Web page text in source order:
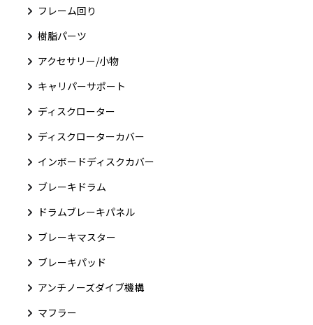
フレーム回り
樹脂パーツ
アクセサリー/小物
キャリパーサポート
ディスクローター
ディスクローターカバー
インボードディスクカバー
ブレーキドラム
ドラムブレーキパネル
ブレーキマスター
ブレーキパッド
アンチノーズダイブ機構
マフラー